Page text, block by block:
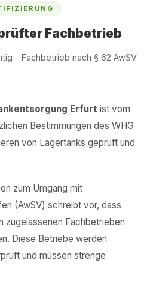
Fachbetrieb
– Fachbetrieb nach § 62 AwSV
Erfurt ist vom
Bestimmungen des WHG
von Lagertanks geprüft und
zum Umgang mit
(AwSV) schreibt vor, dass
zugelassenen Fachbetrieben
Diese Betriebe werden
und müssen strenge